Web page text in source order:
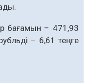
бағамын – 471,93
– 6,61 теңге